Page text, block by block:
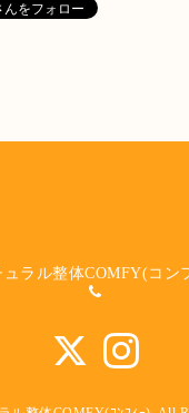
ュラル整体COMFY(コン